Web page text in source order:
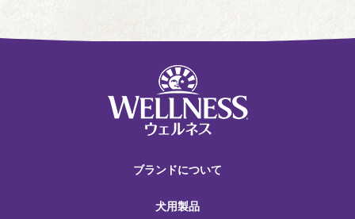
ブランドについて
犬用製品